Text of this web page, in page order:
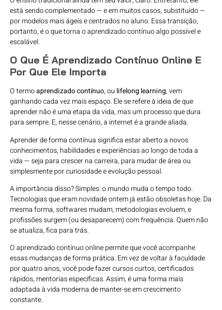
está sendo complementado — e em muitos casos, substituído —
por modelos mais ágeis e centrados no aluno. Essa transição,
portanto, é o que torna o aprendizado contínuo algo possível e
escalável.
O Que É Aprendizado Contínuo Online E
Por Que Ele Importa
O termoaprendizado contínuo, ou lifelong learning, vem
ganhando cada vez mais espaço. Ele se refere à ideia de que
aprender não é uma etapa da vida, mas um processo que dura
para sempre. E, nesse cenário, a internet é a grande aliada.
Aprender de forma contínua significa estar aberto a novos
conhecimentos, habilidades e experiências ao longo de toda a
vida — seja para crescer na carreira, para mudar de área ou
simplesmente por curiosidade e evolução pessoal.
A importância disso? Simples: o mundo muda o tempo todo.
Tecnologias que eram novidade ontem já estão obsoletas hoje. Da
mesma forma, softwares mudam, metodologias evoluem, e
profissões surgem (ou desaparecem) com frequência. Quem não
se atualiza, fica para trás.
O aprendizado contínuo online permite que você acompanhe
essas mudanças de forma prática. Em vez de voltar à faculdade
por quatro anos, você pode fazer cursos curtos, certificados
rápidos, mentorias específicas. Assim, é uma forma mais
adaptada à vida moderna de manter-se em crescimento
constante.